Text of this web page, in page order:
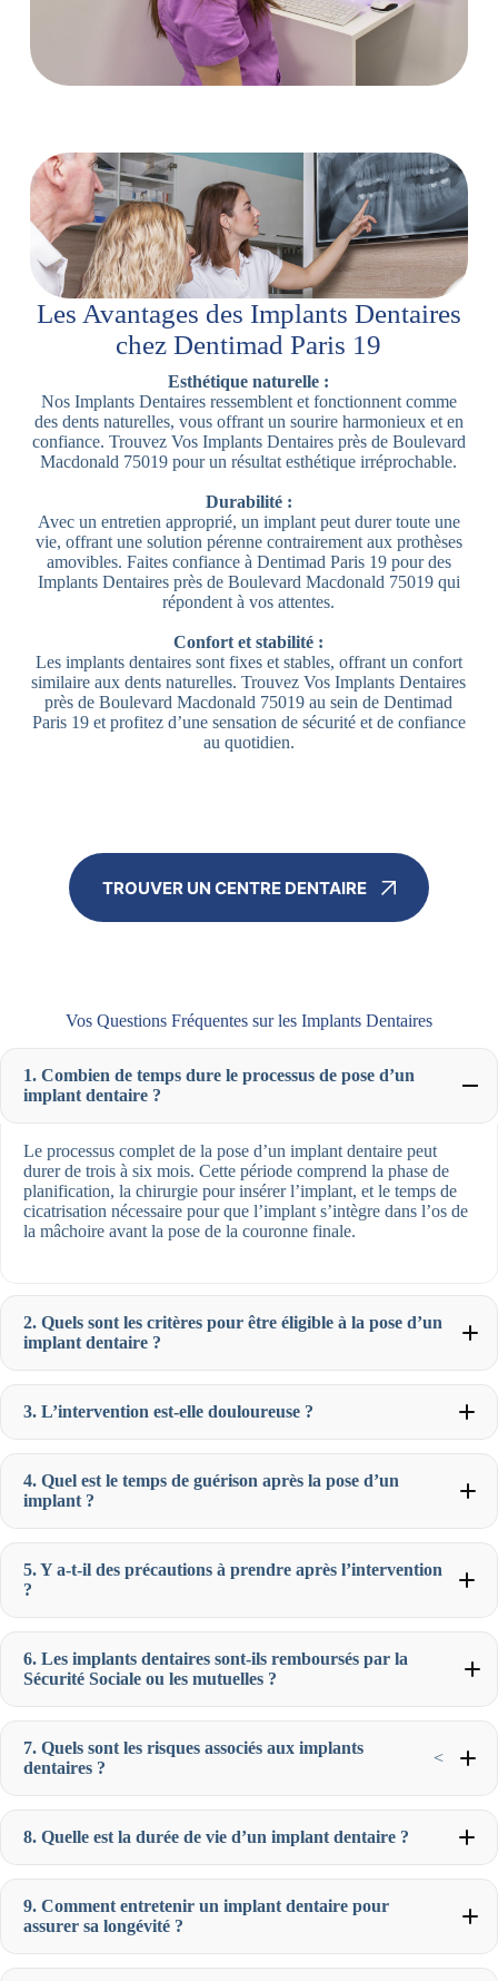
Les Avantages des Implants Dentaires
chez Dentimad Paris 19
Esthétique naturelle :
Nos Implants Dentaires ressemblent et fonctionnent comme
des dents naturelles, vous offrant un sourire harmonieux et en
confiance. Trouvez Vos Implants Dentaires près de Boulevard
Macdonald 75019 pour un résultat esthétique irréprochable.
Durabilité :
Avec un entretien approprié, un implant peut durer toute une
vie, offrant une solution pérenne contrairement aux prothèses
amovibles. Faites confiance à Dentimad Paris 19 pour des
Implants Dentaires près de Boulevard Macdonald 75019 qui
répondent à vos attentes.
Confort et stabilité :
Les implants dentaires sont fixes et stables, offrant un confort
similaire aux dents naturelles. Trouvez Vos Implants Dentaires
près de Boulevard Macdonald 75019 au sein de Dentimad
Paris 19 et profitez d’une sensation de sécurité et de confiance
au quotidien.
TROUVER UN CENTRE DENTAIRE
Vos Questions Fréquentes sur les Implants Dentaires
1. Combien de temps dure le processus de pose d’un
implant dentaire ?
Le processus complet de la pose d’un implant dentaire peut
durer de trois à six mois. Cette période comprend la phase de
planification, la chirurgie pour insérer l’implant, et le temps de
cicatrisation nécessaire pour que l’implant s’intègre dans l’os de
la mâchoire avant la pose de la couronne finale.
2. Quels sont les critères pour être éligible à la pose d’un
implant dentaire ?
3. L’intervention est-elle douloureuse ?
4. Quel est le temps de guérison après la pose d’un
implant ?
5. Y a-t-il des précautions à prendre après l’intervention
?
6. Les implants dentaires sont-ils remboursés par la
Sécurité Sociale ou les mutuelles ?
7. Quels sont les risques associés aux implants
dentaires ?
<
8. Quelle est la durée de vie d’un implant dentaire ?
9. Comment entretenir un implant dentaire pour
assurer sa longévité ?